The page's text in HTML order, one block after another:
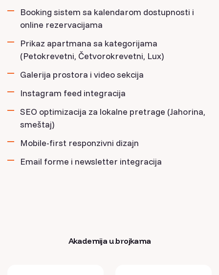
Booking sistem sa kalendarom dostupnosti i
online rezervacijama
Prikaz apartmana sa kategorijama
(Petokrevetni, Četvorokrevetni, Lux)
Galerija prostora i video sekcija
Instagram feed integracija
SEO optimizacija za lokalne pretrage (Jahorina,
smeštaj)
Mobile-first responzivni dizajn
Email forme i newsletter integracija
Akademija u brojkama